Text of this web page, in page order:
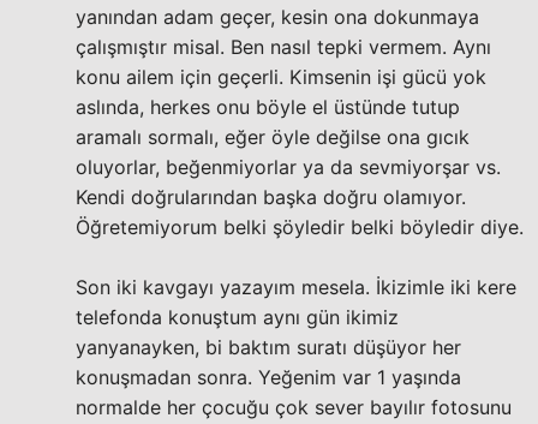
yanından adam geçer, kesin ona dokunmaya
çalışmıştır misal. Ben nasıl tepki vermem. Aynı
konu ailem için geçerli. Kimsenin işi gücü yok
aslında, herkes onu böyle el üstünde tutup
aramalı sormalı, eğer öyle değilse ona gıcık
oluyorlar, beğenmiyorlar ya da sevmiyorşar vs.
Kendi doğrularından başka doğru olamıyor.
Öğretemiyorum belki şöyledir belki böyledir diye.
Son iki kavgayı yazayım mesela. İkizimle iki kere
telefonda konuştum aynı gün ikimiz
yanyanayken, bi baktım suratı düşüyor her
konuşmadan sonra. Yeğenim var 1 yaşında
normalde her çocuğu çok sever bayılır fotosunu